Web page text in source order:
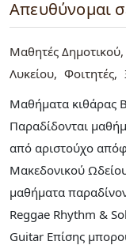
Απευθύνομαι
Μαθητές Δημοτικού
Λυκείου
Φοιτητές
Μαθήματα κιθάρας
Παραδίδονται
από αριστούχο
Μακεδονικού
μαθήματα
Reggae Rhythm &
Guitar Επίσης